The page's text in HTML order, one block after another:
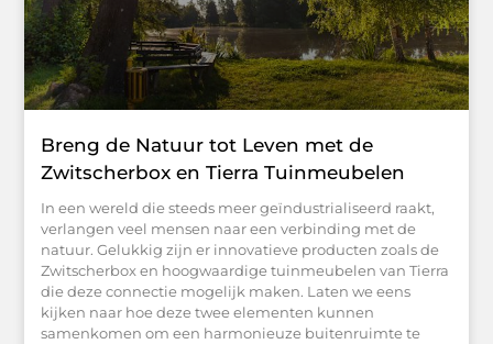
Breng de Natuur tot Leven met de
Zwitscherbox en Tierra Tuinmeubelen
In een wereld die steeds meer geïndustrialiseerd raakt,
verlangen veel mensen naar een verbinding met de
natuur. Gelukkig zijn er innovatieve producten zoals de
Zwitscherbox en hoogwaardige tuinmeubelen van Tierra
die deze connectie mogelijk maken. Laten we eens
kijken naar hoe deze twee elementen kunnen
samenkomen om een harmonieuze buitenruimte te